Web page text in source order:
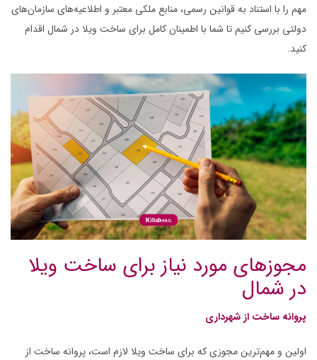
مهم را با استناد به قوانین رسمی، منابع ملکی معتبر و اطلاعیه‌های سازمان‌های
دولتی بررسی کنیم تا شما با اطمینان کامل برای ساخت ویلا در شمال اقدام
کنید.
مجوزهای مورد نیاز برای ساخت ویلا
در شمال
پروانه ساخت از شهرداری
اولین و مهم‌ترین مجوزی که برای ساخت ویلا لازم است، پروانه ساخت از